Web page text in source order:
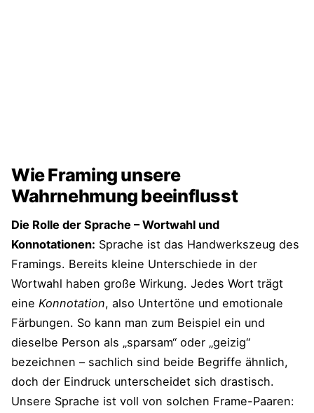
Wie Framing unsere
Wahrnehmung beeinflusst
Die Rolle der Sprache – Wortwahl und
Konnotationen: Sprache ist das Handwerkszeug des
Framings. Bereits kleine Unterschiede in der
Wortwahl haben große Wirkung. Jedes Wort trägt
eine Konnotation, also Untertöne und emotionale
Färbungen. So kann man zum Beispiel ein und
dieselbe Person als „sparsam“ oder „geizig“
bezeichnen – sachlich sind beide Begriffe ähnlich,
doch der Eindruck unterscheidet sich drastisch.
Unsere Sprache ist voll von solchen Frame-Paaren: